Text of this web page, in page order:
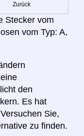
Zurück
Stecker vom
vom Typ: A,
den
Es hat
Sie,
zu finden.